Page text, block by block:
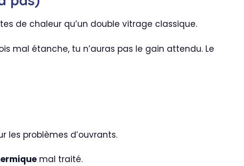
de chaleur qu’un double vitrage classique.
mal étanche, tu n’auras pas le gain attendu. Le
les problèmes d’ouvrants.
mal traité.